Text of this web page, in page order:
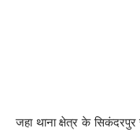
जहा थाना क्षेत्र के